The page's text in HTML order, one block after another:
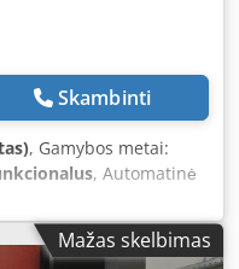
X1, X2, R1, R2, Z1, Z2).
apatiniu įrankio
trukmė, didžiausias
sistemos ir atitinka
LED darbo
funkcija, taip pat
yra įtraukti į
reguliariai prižiūrimas
Skambinti
, Gamybos metai:
, Automatinė
(pagaminta 2016 m.)
– 420 mm
– 5–470 mm
Mažas skelbimas